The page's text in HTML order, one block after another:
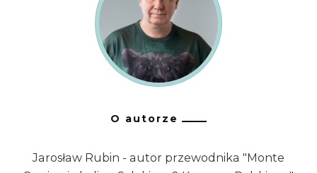
O autorze
Jarosław Rubin - autor przewodnika "Monte